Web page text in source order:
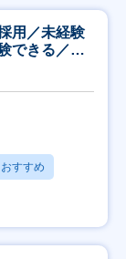
用／未経験
できる／研
すすめ